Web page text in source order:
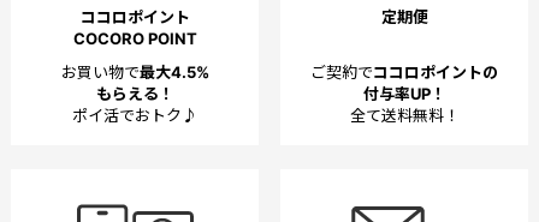
ココロポイント
COCORO POINT
お買い物で最大4.5%
もらえる！
ポイ活でおトク♪
定期便
ご契約でココロポイントの
付与率UP！
全て送料無料！